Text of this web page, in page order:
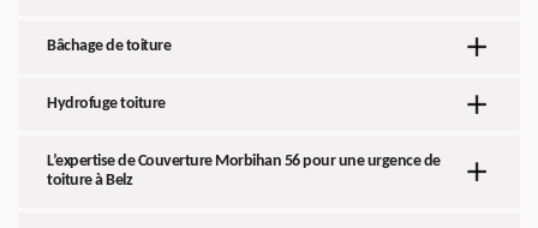
Bâchage de toiture
Hydrofuge toiture
L’expertise de Couverture Morbihan 56 pour une urgence de
toiture à Belz